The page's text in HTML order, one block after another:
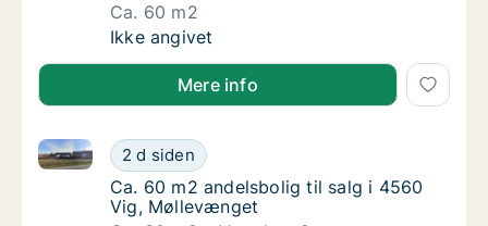
Ca. 60 m2
Ca. 60 m2 andelsbolig til salg i 4560 Vig,
Ikke angivet
Mere info
Ca. 60 m2 andelsbolig til salg i 4560 Vig,
2 d siden
Ca. 60 m2 andelsbolig til salg i 4560 Vig,
Ca. 60 m2 andelsbolig til salg i 4560 Vig,
Ca. 60 m2 andelsbolig til salg i 4560
Vig, Møllevænget